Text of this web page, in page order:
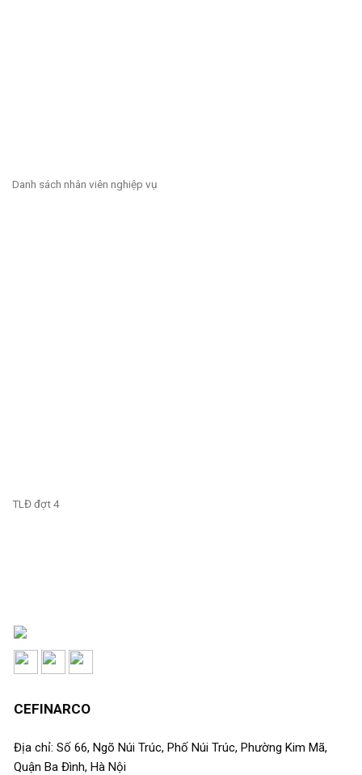
Danh sách nhân viên nghiệp vụ
TLĐ đợt 4
CEFINARCO
Địa chỉ: Số 66, Ngõ Núi Trúc, Phố Núi Trúc, Phường Kim Mã,
Quận Ba Đình, Hà Nội